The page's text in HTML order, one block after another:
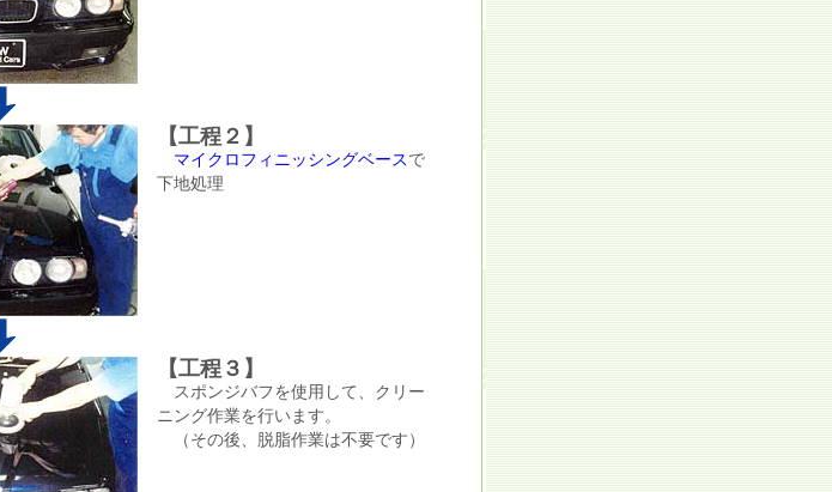
【工程２】
マイクロフィニッシングベース で
下地処理
【工程３】
スポンジバフを使用して、クリー
ニング作業を行います。
（その後、脱脂作業は不要です）